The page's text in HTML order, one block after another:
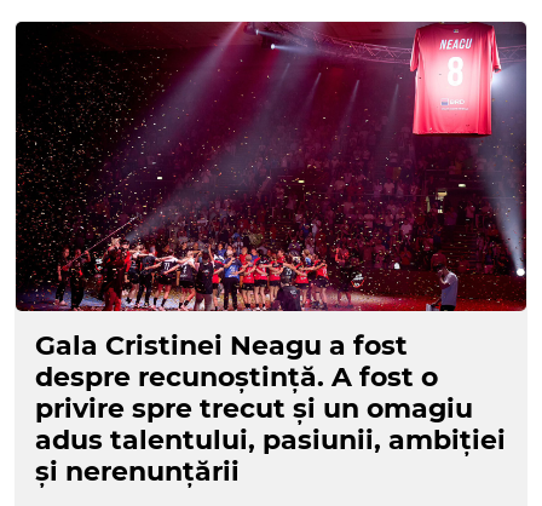
Gala Cristinei Neagu a fost
despre recunoștință. A fost o
privire spre trecut și un omagiu
adus talentului, pasiunii, ambiției
și nerenunțării